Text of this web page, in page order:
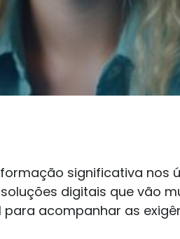
significativa nos
digitais que vão
para acompanhar as